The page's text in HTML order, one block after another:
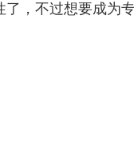
，不过想要成为